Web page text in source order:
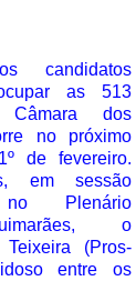
candidatos
as 513
dos
no próximo
de fevereiro.
em sessão
no Plenário
o
(Pros-
entre os